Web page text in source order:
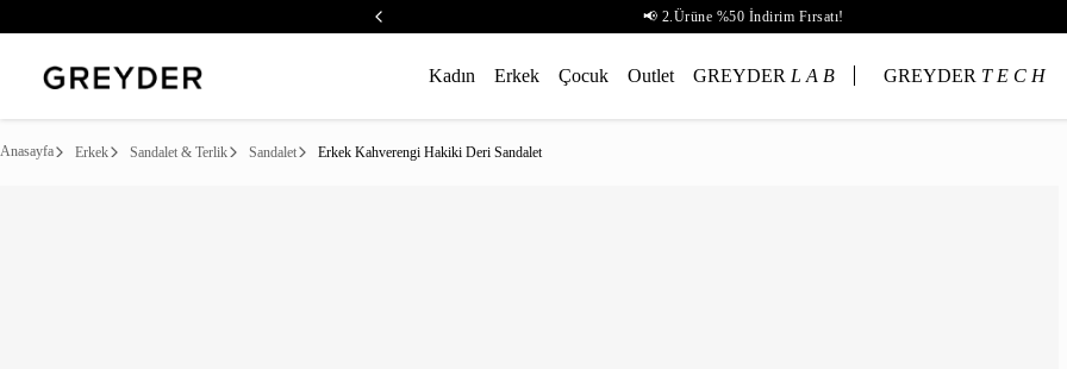
📢 2.Ürüne %50 İndirim Fırsatı!
Kadın Erkek Çocuk Outlet GREYDER L A B GREYDER T E C H
Anasayfa Erkek Sandalet & Terlik Sandalet Erkek Kahverengi Hakiki Deri Sandalet